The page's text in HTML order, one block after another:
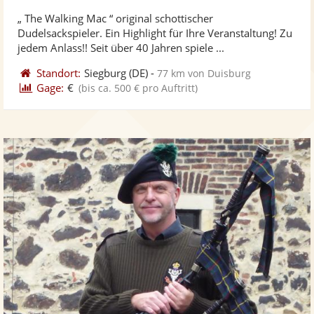
Sternen
„ The Walking Mac “ original schottischer
Dudelsackspieler. Ein Highlight für Ihre Veranstaltung! Zu
jedem Anlass!! Seit über 40 Jahren spiele ...
Standort: Siegburg (DE) -77 km von Duisburg
Gage: € (bis ca. 500 € pro Auftritt)